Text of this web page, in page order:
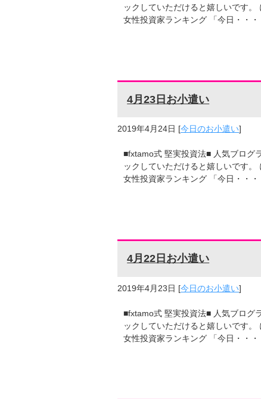
ックしていただけると嬉しいです
女性投資家ランキング 「今日・・・
4月23日お小遣い
2019年4月24日 [今日のお小遣い]
■fxtamo式 堅実投資法■ 人気ブログ
ックしていただけると嬉しいです
女性投資家ランキング 「今日・・・
4月22日お小遣い
2019年4月23日 [今日のお小遣い]
■fxtamo式 堅実投資法■ 人気ブログ
ックしていただけると嬉しいです
女性投資家ランキング 「今日・・・